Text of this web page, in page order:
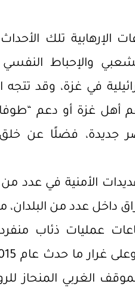
الإرهابية تلك
والإحباط
في غزة، وقد
غزة أو دعم
جديدة، فضلًا عن خلق
الأمنية في عدد
داخل عدد من البلدان،
عمليات ذئاب
الغربي المنحاز